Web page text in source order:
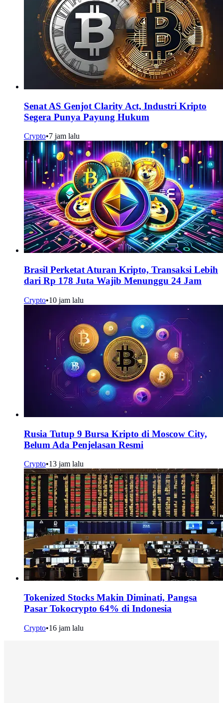
Senat AS Genjot Clarity Act, Industri Kripto
Segera Punya Payung Hukum
Crypto•7 jam lalu
Brasil Perketat Aturan Kripto, Transaksi Lebih
dari Rp 178 Juta Wajib Menunggu 24 Jam
Crypto•10 jam lalu
Rusia Tutup 9 Bursa Kripto di Moscow City,
Belum Ada Penjelasan Resmi
Crypto•13 jam lalu
Tokenized Stocks Makin Diminati, Pangsa
Pasar Tokocrypto 64% di Indonesia
Crypto•16 jam lalu